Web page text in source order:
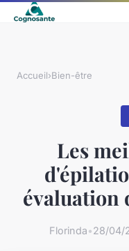
Accueil›Bien-être
Les
évaluation
Florinda•28/04/